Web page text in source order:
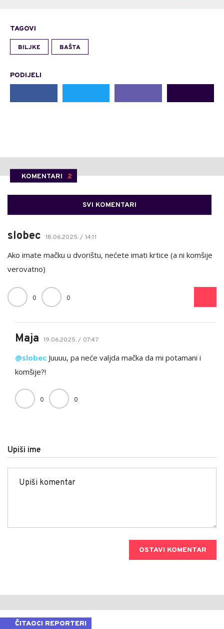
TAGOVI
BILJKE BAŠTA
PODIJELI
KOMENTARI 2
SVI KOMENTARI
slobec 18.06.2025. / 14:11
Ako imate mačku u dvorištu, nećete imati krtice (a ni komšije
verovatno)
0 0
Maja 19.06.2025. / 07:47
@slobec Juuuu, pa neće valjda mačka da mi potamani i
komšije?!
0 0
Upiši ime
OSTAVI KOMENTAR
ČITAOCI REPORTERI